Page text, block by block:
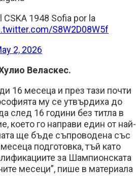
CSKA 1948 Sofia por la
S8W2D08W5f
2, 2026
Веласкес.
16 месеца и през тази почти
му се утвърдиха до
след 16 години без титла в
което го направи един от най-
ще бъде съпроводена със
подготовка, тъй като
за Шампионската
месеци”, пише в материала